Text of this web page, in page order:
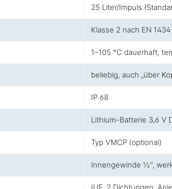
25 Liter/Impuls
Klasse 2 nach EN
1–105 °C dauerhaft,
beliebig, auch „über
IP 68
Lithium-Batterie 3,6 V
Typ VMCP (optional)
Innengewinde ½",